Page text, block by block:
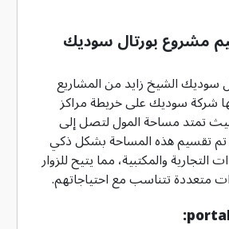
مشروع بورتال سوديك
سوديك الشيخ زايد من المشاريع
شركة سوديك على خريطة مراكز
تمتد مساحة المول لتصل إلى
تم تقسيم هذه المساحة بشكل ذكي
التجارية والمكتبية، مما يتيح للزوار
متعددة تتناسب مع احتياجاتهم.
portal